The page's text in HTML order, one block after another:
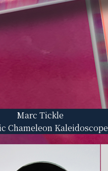
Marc Tickle
Chameleon Kaleidoscope